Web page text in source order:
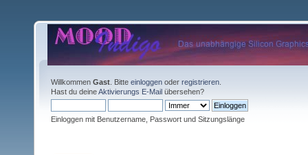
Willkommen Gast . Bitte einloggen oder registrieren
Hast du deineAktivierungs E-Mail übersehen?
Einloggen mit Benutzername, Passwort und Sitzungslänge